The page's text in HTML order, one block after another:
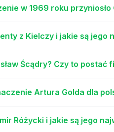
w 1969 roku
z Kielczy i jakie są jego
Ścądry? Czy to postać
Artura Golda dla
Różycki i jakie są jego